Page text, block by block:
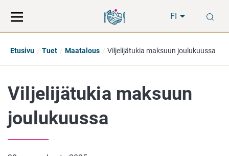
suoraan
sisältöön
koko
sivuston
FI
Etusivu Tuet Maatalous Viljelijätukia maksuun joulukuussa
Viljelijätukia maksuun
joulukuussa